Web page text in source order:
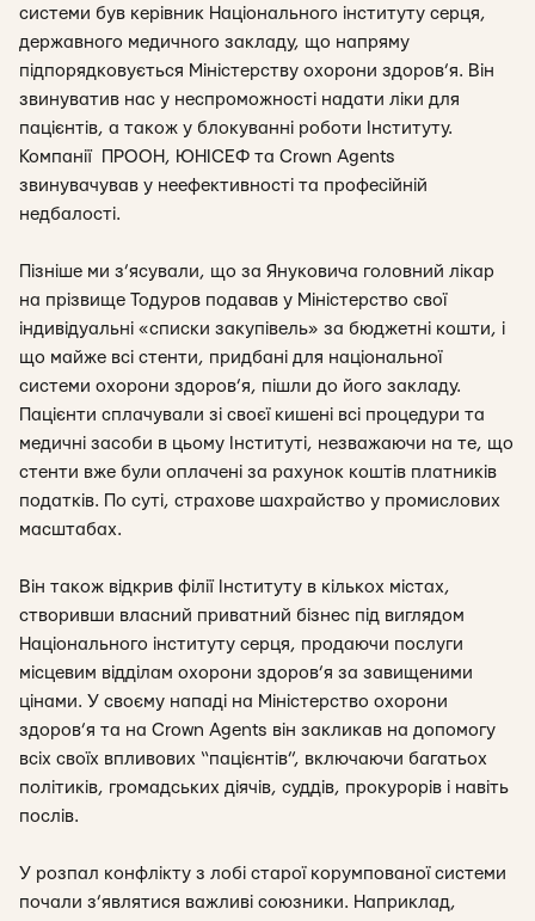
системи був керівник Національного інституту серця,
державного медичного закладу, що напряму
підпорядковується Міністерству охорони здоров’я. Він
звинуватив нас у неспроможності надати ліки для
пацієнтів, а також у блокуванні роботи Інституту.
Компанії ПРООН, ЮНІСЕФ та Crown Agents
звинувачував у неефективності та професійній
недбалості.
Пізніше ми з’ясували, що за Януковича головний лікар
на прізвище Тодуров подавав у Міністерство свої
індивідуальні «списки закупівель» за бюджетні кошти, і
що майже всі стенти, придбані для національної
системи охорони здоров’я, пішли до його закладу.
Пацієнти сплачували зі своєї кишені всі процедури та
медичні засоби в цьому Інституті, незважаючи на те, що
стенти вже були оплачені за рахунок коштів платників
податків. По суті, страхове шахрайство у промислових
масштабах.
Він також відкрив філії Інституту в кількох містах,
створивши власний приватний бізнес під виглядом
Національного інституту серця, продаючи послуги
місцевим відділам охорони здоров’я за завищеними
цінами. У своєму нападі на Міністерство охорони
здоров’я та на Crown Agents він закликав на допомогу
всіх своїх впливових “пацієнтів”, включаючи багатьох
політиків, громадських діячів, суддів, прокурорів і навіть
послів.
У розпал конфлікту з лобі старої корумпованої системи
почали з’являтися важливі союзники. Наприклад,